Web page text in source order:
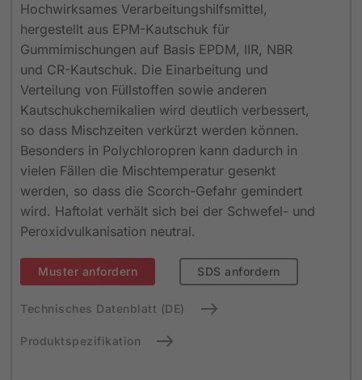
Hochwirksames Verarbeitungshilfsmittel,
hergestellt aus EPM-Kautschuk für
Gummimischungen auf Basis EPDM, IIR, NBR
und CR-Kautschuk. Die Einarbeitung und
Verteilung von Füllstoffen sowie anderen
Kautschukchemikalien wird deutlich verbessert,
so dass Mischzeiten verkürzt werden können.
Besonders in Polychloropren kann dadurch in
vielen Fällen die Mischtemperatur gesenkt
werden, so dass die Scorch-Gefahr gemindert
wird. Haftolat verhält sich bei der Schwefel- und
Peroxidvulkanisation neutral.
Muster anfordern SDS anfordern
Technisches Datenblatt (DE)
Produktspezifikation